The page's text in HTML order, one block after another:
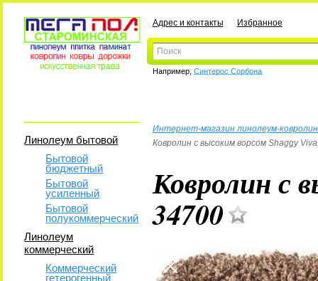
Адрес и контакты Избранное
Например, Синтерос Сорбона
Линолеум бытовой
Бытовой
бюджетный
Бытовой
усиленный
Бытовой
полукоммерческий
Линолеум
коммерческий
Коммерческий
гетерогенный
Интернет-магазин линолеум-
Ковролин с высоким ворсом Shaggy
Ковролин с
34700